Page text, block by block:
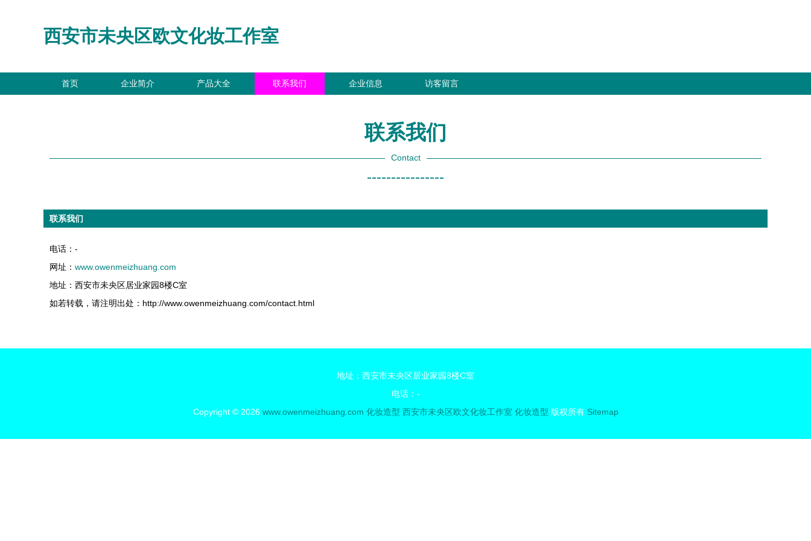
西安市未央区欧文化妆工作室
首页 企业简介 产品大全 联系我们 企业信息 访客留言
联系我们
Contact
----------------
联系我们
电话：-
网址： www.owenmeizhuang.com
地址：西安市未央区居业家园8楼C室
如若转载，请注明出处：http://www.owenmeizhuang.com/contact.html
地址：西安市未央区居业家园8楼C室
电话：-
Copyright © 2026 www.owenmeizhuang.com 化妆造型 西安市未央区欧文化妆工作室 化妆造型 版权所有 Sitemap